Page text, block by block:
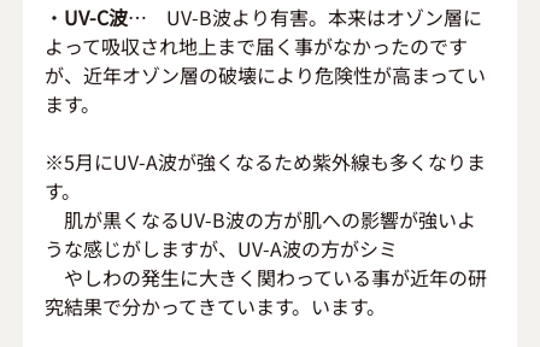
・ UV-C波…　UV-B波より有害。本来はオゾン層に
よって吸収され地上まで届く事がなかったのです
が、近年オゾン層の破壊により危険性が高まってい
ます。
※5月にUV-A波が強くなるため紫外線も多くなりま
す。
肌が黒くなるUV-B波の方が肌への影響が強いよ
うな感じがしますが、UV-A波の方がシミ
やしわの発生に大きく関わっている事が近年の研
究結果で分かってきています。います。